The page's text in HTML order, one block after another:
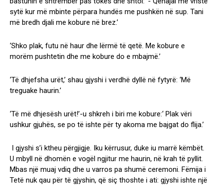
sytë kur më mbinte përpara hundës me pushkën në sup. Tani
më bredh djali me kobure në brez.’
‘Shko plak, futu në haur dhe lërmë të qetë. Me kobure e
morëm pushtetin dhe me kobure do e mbajmë.’
‘Të dhjefsha urët,’ shau gjyshi i verdhë dyllë në fytyrë: ‘Më
treguake haurin.’
‘Të më dhjesësh urët!’-u shkreh i biri me kobure:‘ Plak vëri
ushkur gjuhës, se po të ishte për ty akoma me bajgat do flija.’
I gjyshi s’i ktheu përgjigje. Iku kërrusur, duke iu marrë këmbët.
U mbyll në dhomën e vogël ngjitur me haurin, në krah të pyllit.
Mbas një muaj vdiq dhe u varros pa shumë ceremoni. Fëmija i
Tetë nuk qau për të gjyshin, që siç thoshte i ati: gjyshi ishte një